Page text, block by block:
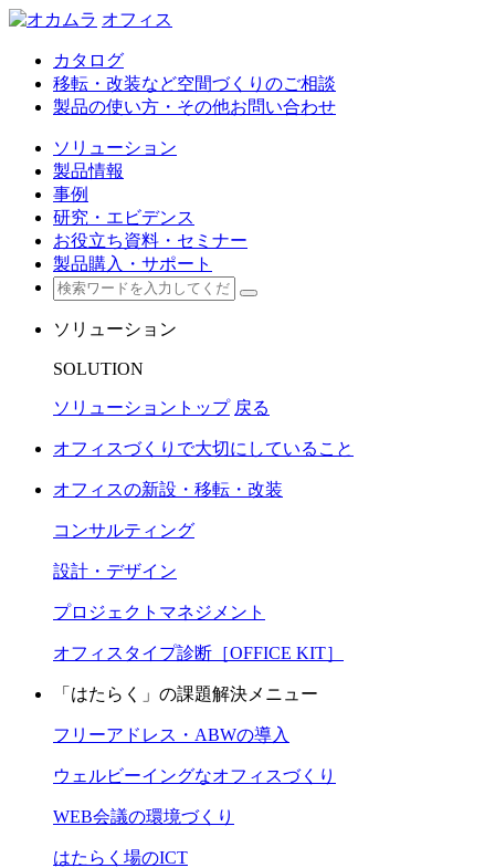
オフィス
カタログ
移転・改装など空間づくりのご相談
製品の使い方・その他お問い合わせ
ソリューション
製品情報
事例
研究・エビデンス
お役立ち資料・セミナー
製品購入・サポート
ソリューション
SOLUTION
ソリューショントップ 戻る
オフィスづくりで大切にしていること
オフィスの新設・移転・改装
コンサルティング
設計・デザイン
プロジェクトマネジメント
オフィスタイプ診断［OFFICE KIT］
「はたらく」の課題解決メニュー
フリーアドレス・ABWの導入
ウェルビーイングなオフィスづくり
WEB会議の環境づくり
はたらく場のICT